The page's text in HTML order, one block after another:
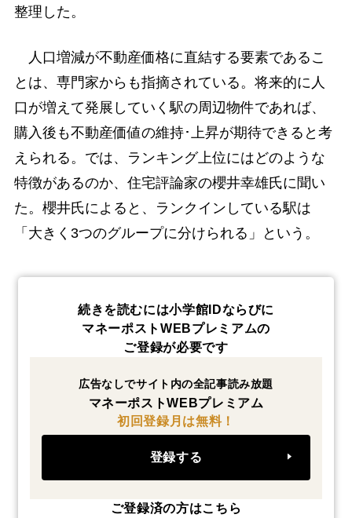
整理した。
人口増減が不動産価格に直結する要素であるこ
とは、専門家からも指摘されている。将来的に人
口が増えて発展していく駅の周辺物件であれば、
購入後も不動産価値の維持･上昇が期待できると考
えられる。では、ランキング上位にはどのような
特徴があるのか、住宅評論家の櫻井幸雄氏に聞い
た。櫻井氏によると、ランクインしている駅は
「大きく3つのグループに分けられる」という。
続きを読むには小学館IDならびに
マネーポストWEBプレミアムの
ご登録が必要です
広告なしでサイト内の全記事読み放題
マネーポストWEBプレミアム
初回登録月は無料！
登録する
ご登録済の方はこちら